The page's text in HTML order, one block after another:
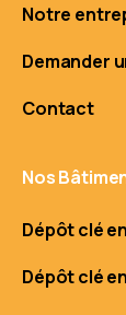
Notre
Demander
Contact
Nos
Dépôt clé
Dépôt clé